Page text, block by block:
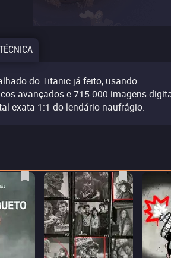
do Titanic já feito, usando
avançados e 715.000 imagens
exata 1:1 do lendário naufrágio.